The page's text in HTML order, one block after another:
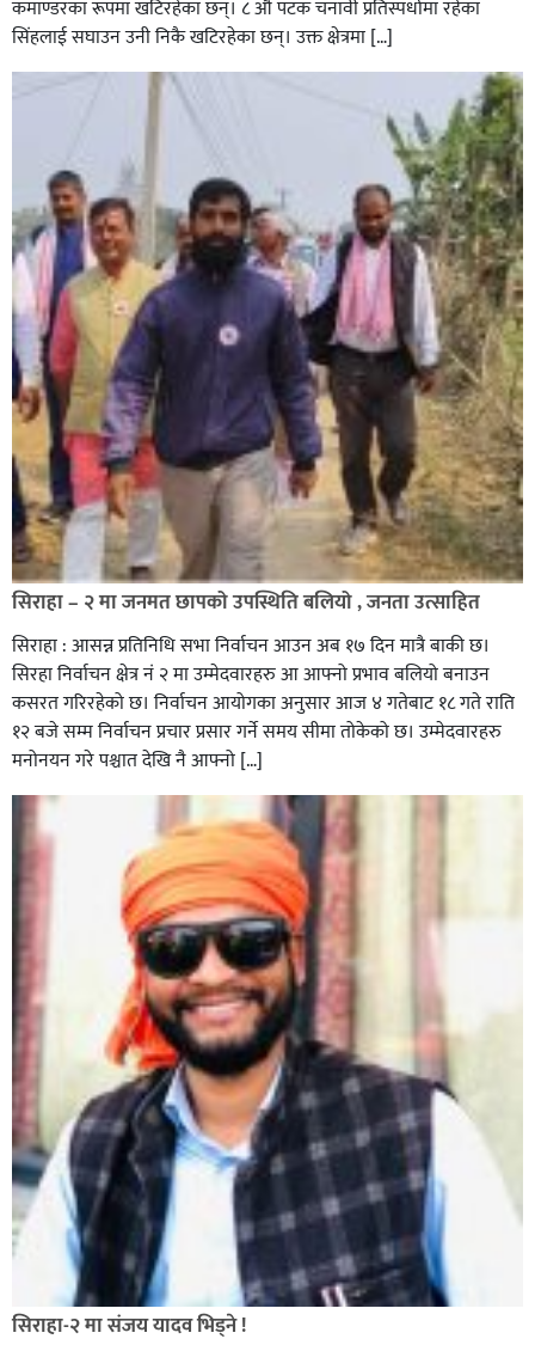
सिराहाको औरहीमा जेन-जी भेला सम्पन्न
कमाण्डरका रूपमा खटिरहेका छन्। ८ औ पटक चनावी प्रतिस्पर्धामा रहेका
सिंहलाई सघाउन उनी निकै खटिरहेका छन्। उक्त क्षेत्रमा […]
सिराहा – २ मा जनमत छापको उपस्थिति बलियो , जनता उत्साहित
सिराहा : आसन्न प्रतिनिधि सभा निर्वाचन आउन अब १७ दिन मात्रै बाकी छ।
सिरहा निर्वाचन क्षेत्र नं २ मा उम्मेदवारहरु आ आफ्नो प्रभाव बलियो बनाउन
कसरत गरिरहेको छ। निर्वाचन आयोगका अनुसार आज ४ गतेबाट १८ गते राति
१२ बजे सम्म निर्वाचन प्रचार प्रसार गर्ने समय सीमा तोकेको छ। उम्मेदवारहरु
मनोनयन गरे पश्चात देखि नै आफ्नो […]
सिराहा-२ मा संजय यादव भिड्ने !